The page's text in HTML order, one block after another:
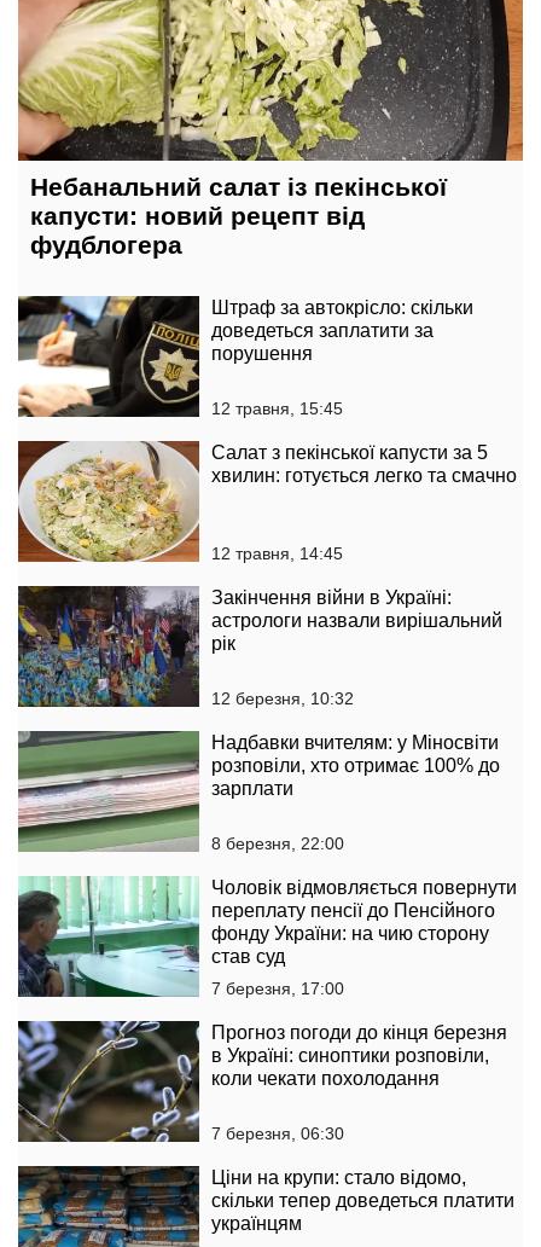
Небанальний салат із пекінської
капусти: новий рецепт від
фудблогера
Штраф за автокрісло: скільки
доведеться заплатити за
порушення
12 травня, 15:45
Салат з пекінської капусти за 5
хвилин: готується легко та смачно
12 травня, 14:45
Закінчення війни в Україні:
астрологи назвали вирішальний
рік
12 березня, 10:32
Надбавки вчителям: у Міносвіти
розповіли, хто отримає 100% до
зарплати
8 березня, 22:00
Чоловік відмовляється повернути
переплату пенсії до Пенсійного
фонду України: на чию сторону
став суд
7 березня, 17:00
Прогноз погоди до кінця березня
в Україні: синоптики розповіли,
коли чекати похолодання
7 березня, 06:30
Ціни на крупи: стало відомо,
скільки тепер доведеться платити
українцям